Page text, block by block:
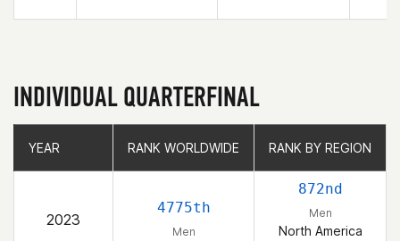
INDIVIDUAL QUARTERFINAL
YEAR RANK WORLDWIDE RANK BY REGION
2023
4775th
Men
872nd
Men
North America
YEAR RANK WORLDWIDE RANK BY REGION